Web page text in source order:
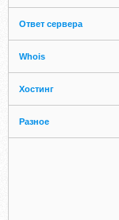
Ответ сервера
Whois
Хостинг
Разное